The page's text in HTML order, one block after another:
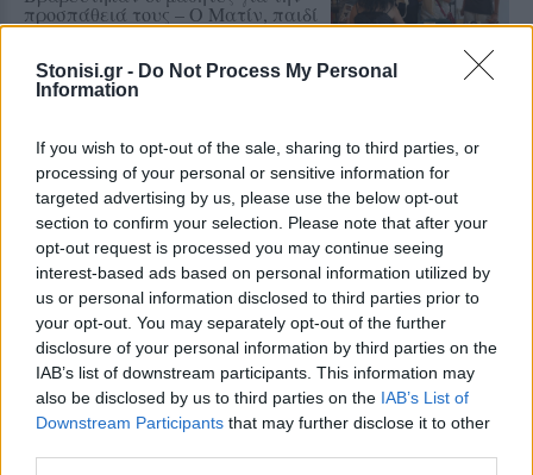
Stonisi.gr - Do Not Process My Personal
Information
If you wish to opt-out of the sale, sharing to third parties, or
processing of your personal or sensitive information for
targeted advertising by us, please use the below opt-out
section to confirm your selection. Please note that after your
opt-out request is processed you may continue seeing
interest-based ads based on personal information utilized by
us or personal information disclosed to third parties prior to
your opt-out. You may separately opt-out of the further
disclosure of your personal information by third parties on the
IAB’s list of downstream participants. This information may
also be disclosed by us to third parties on the IAB’s List of
Downstream Participants that may further disclose it to other
προσπάθειά τους – Ο Ματίν, παιδί
πρόσφυγας, πέρασε στη
Πανεπιστημίου Θεσσαλονίκης
Για τον «πυρηνικό εφιάλτη»
προειδοποίησε η Επιτροπή
ειρήνης Λέσβου
Μια συγκέντρωση γεμάτη
μηνύματα και νοήματα για τον
πόλεμο και την ειρήνη
ΑΣΤΥΝΟΜΙΑ
Δικογραφία σε βάρος 23χρονου
για τροχαίο στην Πέτρα
Το αυτοκίνητο προσέκρουσε σε
περίφραξη και προστατευτικές